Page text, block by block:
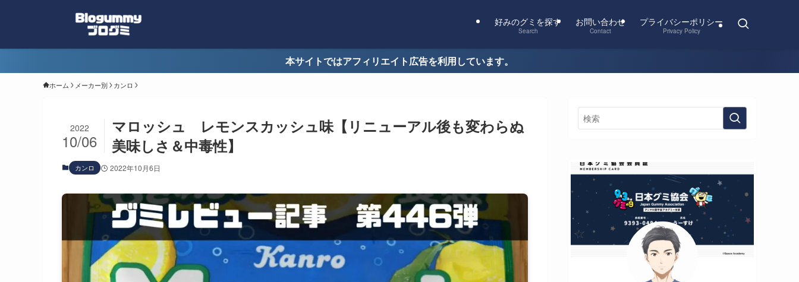
好みのグミを探す
Search
お問い合わせ
Contact
プライバシーポリシー
Privacy Policy
本サイトではアフィリエイト広告を利用しています。
ホーム メーカー別 カンロ
マロッシュ レモンスカッシュ味【リニューアル後も変わらぬ
美味しさ＆中毒性】
2022
10/06
カンロ 2022年10月6日